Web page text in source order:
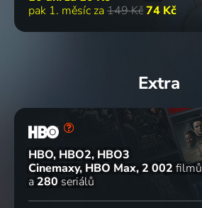
pak 1. měsíc za 149 Kč74 Kč
Extra
HBO, HBO2, HBO3
Cinemaxy, HBO Max 2 002 filmů
a 280 seriálů